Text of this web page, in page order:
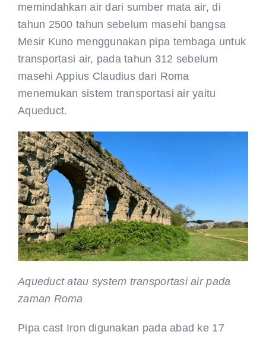
memindahkan air dari sumber mata air, di
tahun 2500 tahun sebelum masehi bangsa
Mesir Kuno menggunakan pipa tembaga untuk
transportasi air, pada tahun 312 sebelum
masehi Appius Claudius dari Roma
menemukan sistem transportasi air yaitu
Aqueduct.
Aqueduct atau system transportasi air pada
zaman Roma
Pipa cast Iron digunakan pada abad ke 17